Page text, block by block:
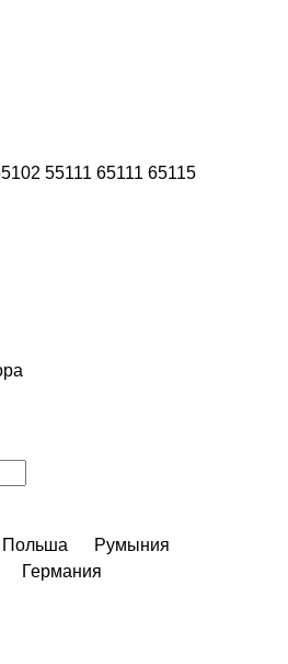
55111 65111 65115
Польша
Румыния
Германия